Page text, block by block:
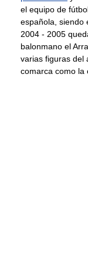
el equipo de
española, siendo
2004 - 2005
balonmano el
varias figuras del
comarca como la